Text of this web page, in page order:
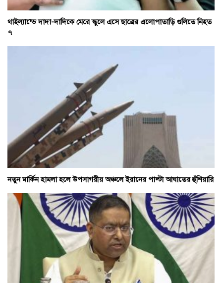
থাইল্যান্ডে দাদা-দাদিকে মেরে স্কুলে এসে ছাত্রের এলোপাতাড়ি গুলিতে নিহত
৭
নতুন মার্কিন হামলা হলে উপসাগরীয় অঞ্চলে ইরানের পাল্টা আঘাতের হুঁশিয়ারি